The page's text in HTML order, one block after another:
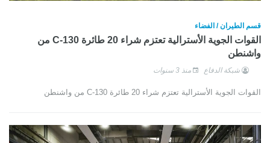
قسم الطيران / الفضاء
القوات الجوية الأسترالية تعتزم شراء 20 طائرة 130-C من
واشنطن
شبكة الدفاع منذ 3 سنوات
القوات الجوية الأسترالية تعتزم شراء 20 طائرة 130-C من واشنطن